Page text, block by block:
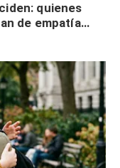
quienes
de empatía
autocontrol